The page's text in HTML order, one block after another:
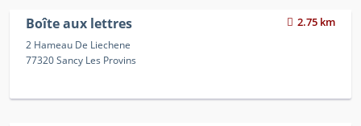
Boîte aux lettres 2.75 km
2 Hameau De Liechene
77320 Sancy Les Provins